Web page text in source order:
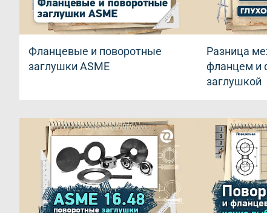
Фланцевые и поворотные
заглушки ASME
Разница
фланцем и
заглушкой